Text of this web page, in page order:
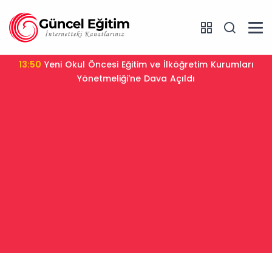
13:50
Yönetmeliği'ne Dava Açıldı